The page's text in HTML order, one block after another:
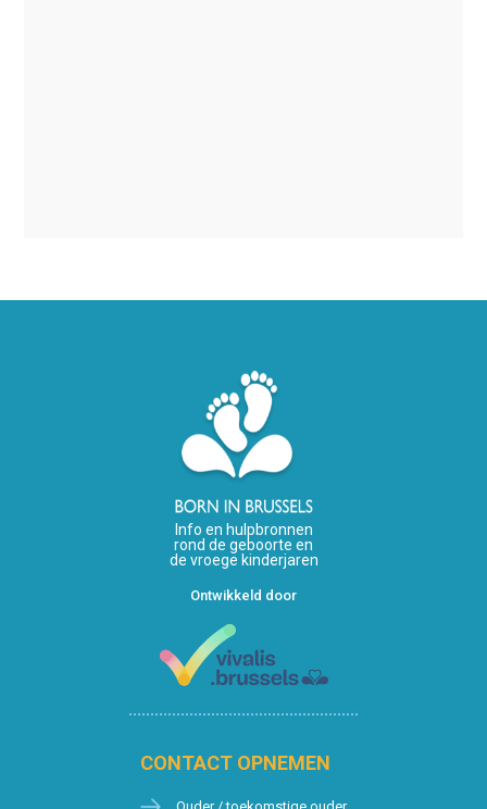
Info en hulpbronnen
rond de geboorte en
de vroege kinderjaren
Ontwikkeld door
CONTACT OPNEMEN